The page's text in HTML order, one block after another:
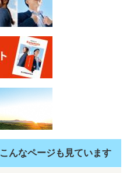
こんなページも見ています